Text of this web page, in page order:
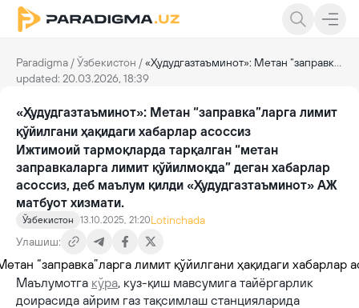
Paradigma /Ўзбекистон /«Ҳудудгазтаъминот»: Метан “заправка”ларга лимит қўйилгани ҳақидаги хабарлар асоссиз
updated: 20.03.2026, 18:39
«Ҳудудгазтаъминот»: Метан “заправка”ларга лимит
қўйилгани ҳақидаги хабарлар асоссиз
Ижтимоий тармоқларда тарқалган “метан
заправкаларга лимит қўйилмоқда” деган хабарлар
асоссиз, деб маълум қилди «Ҳудудгазтаъминот» АЖ
матбуот хизмати.
Ўзбекистон 13.10.2025, 21:20Lotinchada
Улашиш:
Маълумотга кўра, куз-қиш мавсумига тайёргарлик
доирасида айрим газ тақсимлаш станцияларида